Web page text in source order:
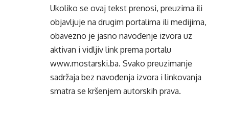
Ukoliko se ovaj tekst prenosi, preuzima ili
objavljuje na drugim portalima ili medijima,
obavezno je jasno navođenje izvora uz
aktivan i vidljiv link prema portalu
www.mostarski.ba. Svako preuzimanje
sadržaja bez navođenja izvora i linkovanja
smatra se kršenjem autorskih prava.